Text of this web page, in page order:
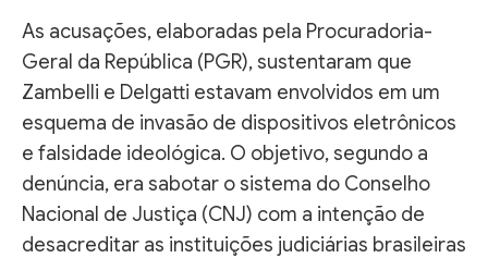
As acusações, elaboradas pela Procuradoria-
Geral da República (PGR), sustentaram que
Zambelli e Delgatti estavam envolvidos em um
esquema de invasão de dispositivos eletrônicos
e falsidade ideológica. O objetivo, segundo a
denúncia, era sabotar o sistema do Conselho
Nacional de Justiça (CNJ) com a intenção de
desacreditar as instituições judiciárias brasileiras